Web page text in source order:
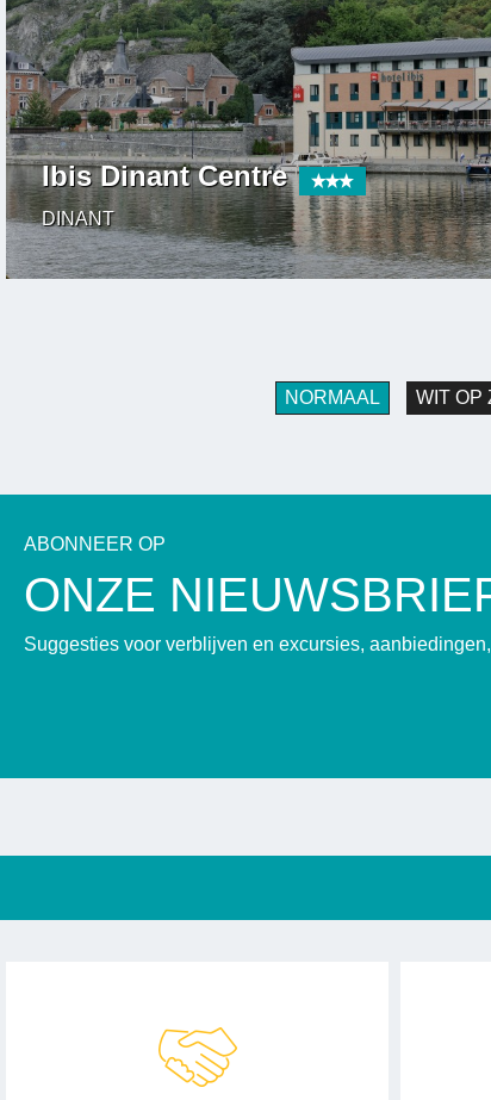
Ibis Dinant Centre
DINANT
NORMAAL WIT OP
ABONNEER OP
ONZE
Suggesties voor verblijven en excursies,